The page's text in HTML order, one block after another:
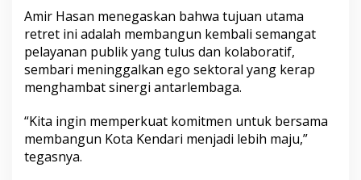
S
e
t
o
r
l
a
Amir Hasan menegaskan bahwa tujuan utama
retret ini adalah membangun kembali semangat
pelayanan publik yang tulus dan kolaboratif,
sembari meninggalkan ego sektoral yang kerap
menghambat sinergi antarlembaga.
“Kita ingin memperkuat komitmen untuk bersama
membangun Kota Kendari menjadi lebih maju,”
tegasnya.